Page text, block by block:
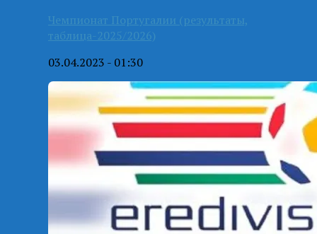
Чемпионат Португалии (результаты,
таблица-2025/2026)
03.04.2023 - 01:30